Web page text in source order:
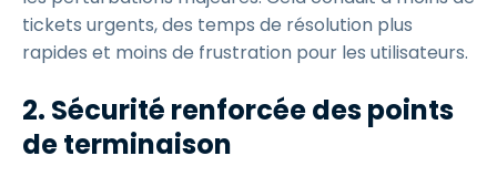
tickets urgents, des temps de résolution plus
rapides et moins de frustration pour les utilisateurs.
2. Sécurité renforcée des points
de terminaison